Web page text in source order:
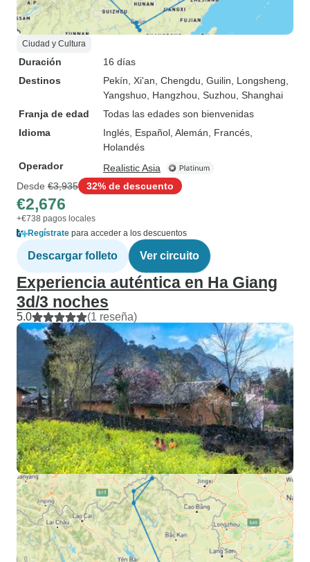
Ciudad y Cultura
Duración
16 días
Destinos
Pekín , Xi'an , Chengdu , Guilin , Longsheng
Yangshuo , Hangzhou , Suzhou , Shanghai
Franja de edad
Todas las edades son bienvenidas
Idioma
Inglés, Español, Alemán, Francés,
Holandés
Operador
Realistic Asia
Desde €3,935 32% de descuento
€2,676
+€738 pagos locales
Regístrate para acceder a los descuentos
Descargar folleto Ver circuito
Experiencia auténtica en Ha Giang
3d/3 noches
5.0 (1 reseña)